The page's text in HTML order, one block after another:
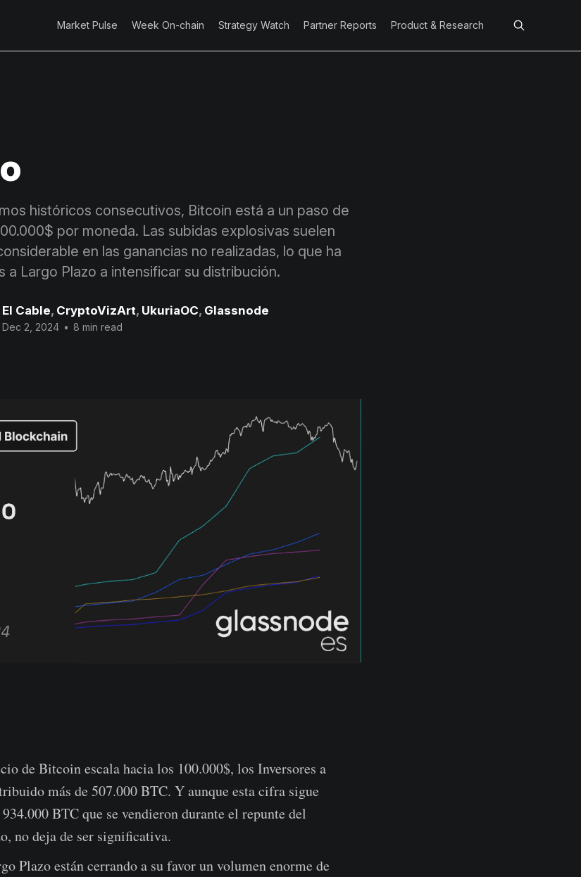
Market Pulse Week On-chain Strategy Watch Partner Reports Product & Research
históricos consecutivos, Bitcoin está a un paso de
por moneda. Las subidas explosivas suelen
en las ganancias no realizadas, lo que ha
a Largo Plazo a intensificar su distribución.
El Cable, CryptoVizArt, UkuriaOC, Glassnode
Dec 2, 2024 • 8 min read
de Bitcoin escala hacia los 100.000$, los Inversores a
más de 507.000 BTC. Y aunque esta cifra sigue
BTC que se vendieron durante el repunte del
no deja de ser significativa.
Plazo están cerrando a su favor un volumen enorme de